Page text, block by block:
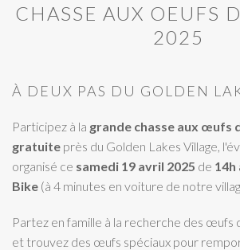
CHASSE AUX OEUFS
2025
À DEUX PAS DU GOLDEN
Participez à la grande chasse aux œufs
gratuite près du Golden Lakes Village,
organisé ce samedi 19 avril 2025 de 14h
Bike (à 4 minutes en voiture de notre
Partez en famille à la recherche des œufs
et trouvez des œufs spéciaux pour